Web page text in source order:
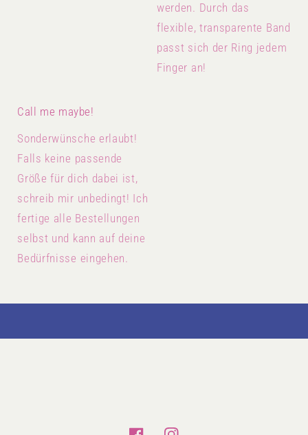
werden. Durch das
flexible, transparente Band
passt sich der Ring jedem
Finger an!
Call me maybe!
Sonderwünsche erlaubt!
Falls keine passende
Größe für dich dabei ist,
schreib mir unbedingt! Ich
fertige alle Bestellungen
selbst und kann auf deine
Bedürfnisse eingehen.